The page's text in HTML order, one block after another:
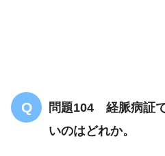
問題104 経脈病証
いのはどれか。